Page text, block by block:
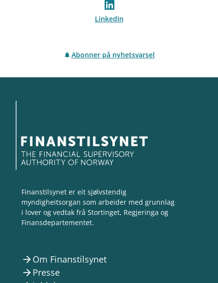
LinkedIn
Abonner på nyhetsvarsel
Finanstilsynet er eit sjølvstendig
myndigheitsorgan som arbeider med grunnlag
i lover og vedtak frå Stortinget, Regjeringa og
Finansdepartementet.
arrow_forward Om Finanstilsynet
arrow_forward Presse